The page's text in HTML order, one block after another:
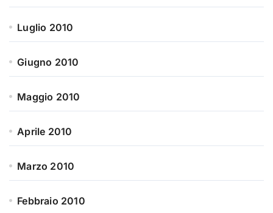
Luglio 2010
Giugno 2010
Maggio 2010
Aprile 2010
Marzo 2010
Febbraio 2010